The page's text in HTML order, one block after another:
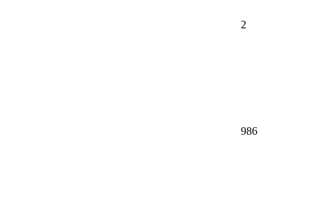
2
986